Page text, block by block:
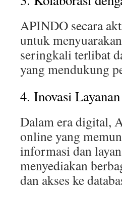
APINDO secara
untuk
seringkali terlibat
yang mendukung
4. Inovasi Layanan
Dalam era digital,
online yang
informasi dan
menyediakan
dan akses ke